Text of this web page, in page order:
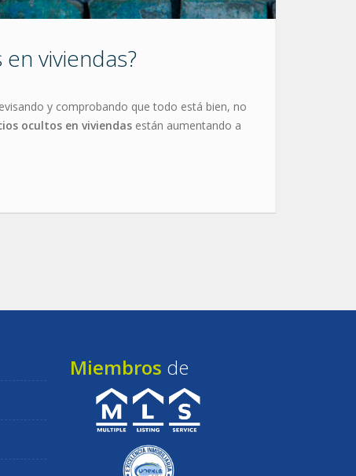
viviendas?
y comprobando que todo está bien, no
ocultos en viviendas están aumentando a
Miembros de